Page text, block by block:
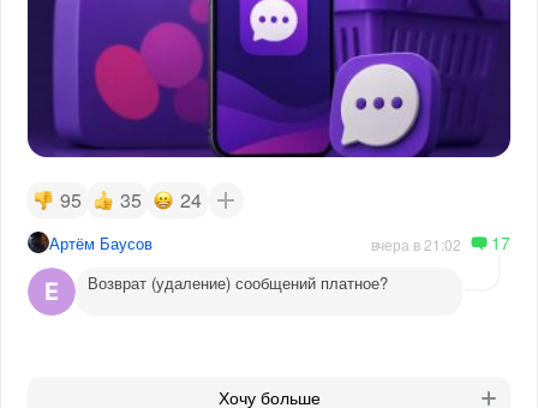
95 35 24
Артём Баусов вчера в 21:02 17
Возврат (удаление) сообщений платное?
Хочу больше